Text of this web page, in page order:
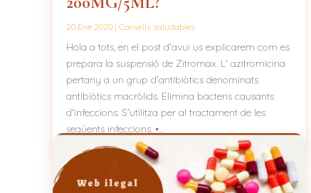
20 Ene 2020| Consells saludables
Hola a tots, en el post d'avui us explicarem com es
prepara la suspensió de Zitromax. L' azitromicina
pertany a un grup d'antibiòtics denominats
antibiòtics macròlids. Elimina bacteris causants
d'infeccions. S'utilitza per al tractament de les
següents infeccions: •...